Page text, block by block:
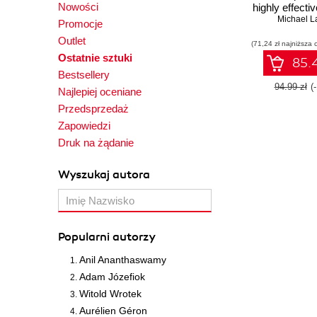
Nowości
Promocje
Outlet
Ostatnie sztuki
Bestsellery
Najlepiej oceniane
Przedsprzedaż
Zapowiedzi
Druk na żądanie
Wyszukaj autora
Popularni autorzy
Anil Ananthaswamy
Adam Józefiok
Witold Wrotek
Aurélien Géron
highly
apps using
Michael
(71,24 zł najniższa
94.99 zł